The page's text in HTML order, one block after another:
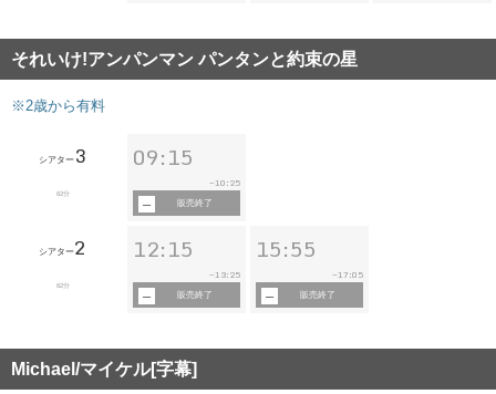
それいけ!アンパンマン パンタンと約束の星
※2歳から有料
シアター 3
62分
09:15
~ 10:25
販売終了
シアター2
62分
12:15
~ 13:25
販売終了
15:55
~ 17:05
販売終了
Michael/マイケル[字幕]